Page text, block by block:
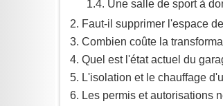
Une salle de sport à
Faut-il supprimer l'espace
Combien coûte la
Quel est l'état actuel du
L'isolation et le chauffage
Les permis et autorisations